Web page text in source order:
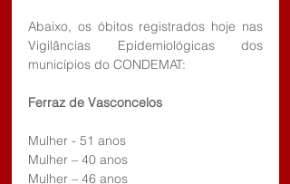
Abaixo, os óbitos registrados hoje nas
Vigilâncias Epidemiológicas dos
municípios do CONDEMAT:
Ferraz de Vasconcelos
Mulher - 51 anos
Mulher – 40 anos
Mulher – 46 anos